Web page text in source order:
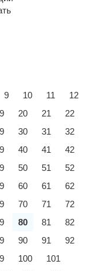
9 10 11
12
20 21
22
30 31
32
40 41
42
50 51
52
60 61
62
70 71
72
80 81
82
90 91
92
100
101